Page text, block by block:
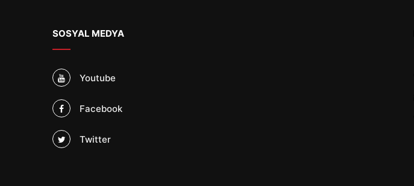
SOSYAL MEDYA
Youtube
Facebook
Twitter